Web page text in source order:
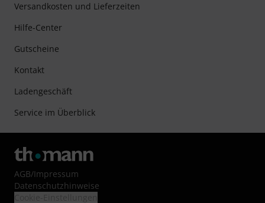
Versandkosten und Lieferzeiten
Hilfe-Center
Gutscheine
Kontakt
Ladengeschäft
Service im Überblick
AGB/Impressum
Datenschutzhinweise